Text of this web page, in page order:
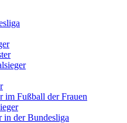
im Fußball der Frauen
in der Bundesliga